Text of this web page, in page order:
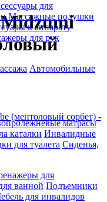
для
Массажные подушки
к аппарату
для рук
Автомобильные
матрасы
каталки Инвалидные
для туалета Сиденья,
для
ванной Подъемники
для инвалидов